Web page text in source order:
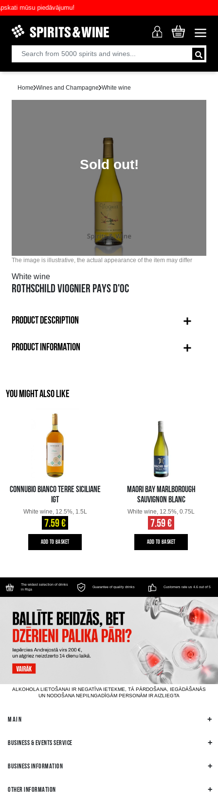
mūsu piedāvājumu!
Home Wines and Champagne White wine
Sold out!
The image is illustrative, the actual appearance of the item may differ
White wine
ROTHSCHILD VIOGNIER PAYS D'OC
PRODUCT DESCRIPTION
PRODUCT INFORMATION
YOU MIGHT ALSO LIKE
CONNUBIO BIANCO TERRE SICILIANE
IGT
White wine, 12.5%, 1.5L
7.59 €
ADD TO BASKET
MAORI BAY MARLBOROUGH
SAUVIGNON BLANC
White wine, 12.5%, 0.75L
7.59 €
ADD TO BASKET
The widest selection of drinks
in Riga
Guarantee of quality drinks Customers rate us 4.6 out of 5
ALKOHOLA LIETOŠANAI IR NEGATĪVA IETEKME, TĀ PĀRDOŠANA, IEGĀDĀŠANĀS
UN NODOŠANA NEPILNGADĪGĀM PERSONĀM IR AIZLIEGTA
MAIN
BUSINESS & EVENTS SERVICE
BUSINESS INFORMATION
OTHER INFORMATION